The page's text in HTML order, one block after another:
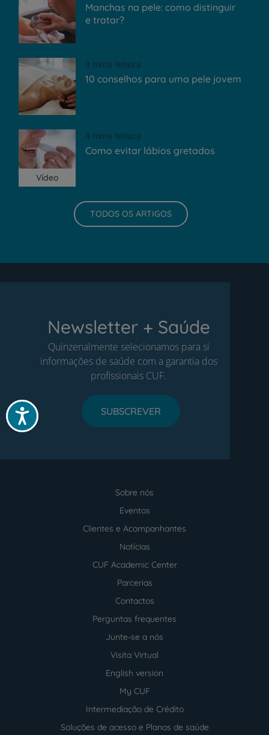
Acessibilidade
Manchas na pele: como distinguir
e tratar?
3 mins leitura
10 conselhos para uma pele jovem
Vídeo
4 mins leitura
Como evitar lábios gretados
TODOS OS ARTIGOS
Newsletter + Saúde
Quinzenalmente selecionamos para si
informações de saúde com a garantia dos
profissionais CUF.
SUBSCREVER
Sobre nós
Eventos
Clientes e Acompanhantes
Notícias
CUF Academic Center
Parcerias
Contactos
Perguntas frequentes
Junte-se a nós
Visita Virtual
English version
My CUF
Intermediação de Crédito
Soluções de acesso e Planos de saúde